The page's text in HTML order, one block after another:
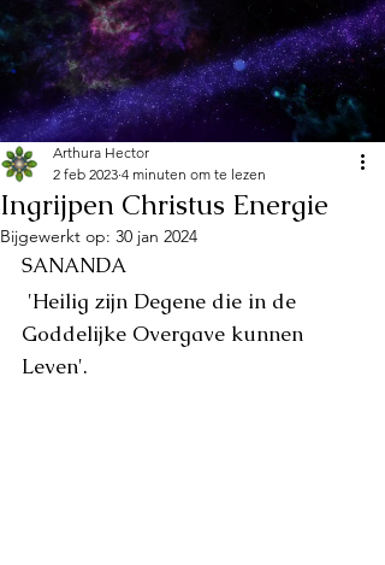
Ingrijpen Christus Energie
Arthura Hector
2 feb 2023 4 minuten om te lezen
Bijgewerkt op: 30 jan 2024
SANANDA
Goddelijke Overgave kunnen
Leven'.